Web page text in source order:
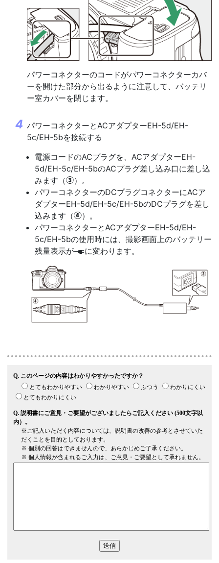
パワーコネクターのコードがパワーコネクターカバ
ーを開けた部分から出るように注意して、バッテリ
ー室カバーを閉じます。
パワーコネクターとACアダプターEH-5d/EH-
5c/EH-5bを接続する
電源コードのACプラグを、ACアダプターEH-
5d/EH-5c/EH-5bのACプラグ差し込み口に差し込
みます（e）。
パワーコネクターのDCプラグコネクターにACア
ダプターEH-5d/EH-5c/EH-5bのDCプラグを差し
込みます（r）。
パワーコネクターとACアダプターEH-5d/EH-
5c/EH-5bの使用時には、撮影画面上のバッテリー
残量表示がPに変わります。